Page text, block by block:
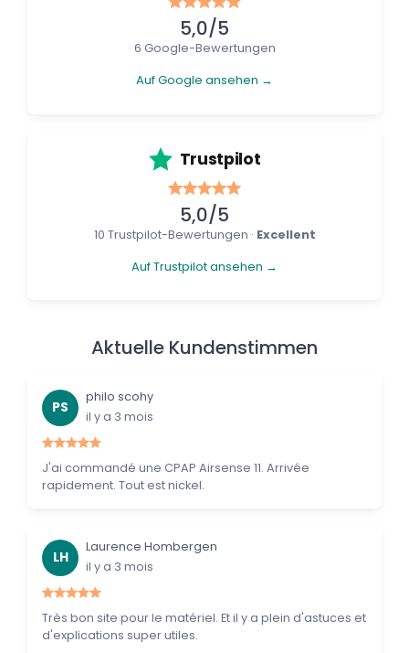
5,0/5
6 Google-Bewertungen
Auf Google ansehen →
Trustpilot
5,0/5
10 Trustpilot-Bewertungen · Excellent
Auf Trustpilot ansehen →
Aktuelle Kundenstimmen
PS
philo scohy
il y a 3 mois
J'ai commandé une CPAP Airsense 11. Arrivée
rapidement. Tout est nickel.
LH
Laurence Hombergen
il y a 3 mois
Très bon site pour le matériel. Et il y a plein d'astuces et
d'explications super utiles.